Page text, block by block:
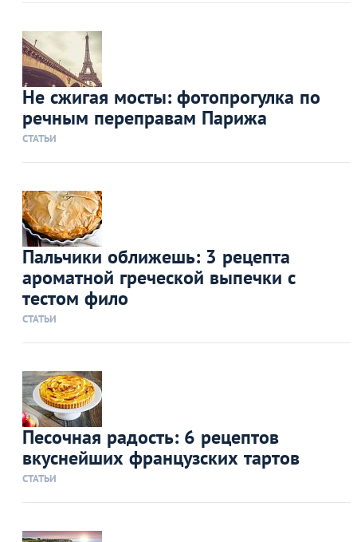
Не сжигая мосты: фотопрогулка по
речным переправам Парижа
СТАТЬИ
Пальчики оближешь: 3 рецепта
ароматной греческой выпечки с
тестом фило
СТАТЬИ
Песочная радость: 6 рецептов
вкуснейших французских тартов
СТАТЬИ